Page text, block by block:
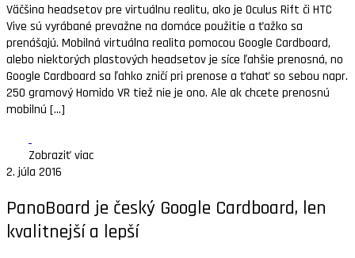
Väčšina headsetov pre virtuálnu realitu, ako je Oculus Rift či HTC
Vive sú vyrábané prevažne na domáce použitie a ťažko sa
prenášajú. Mobilná virtuálna realita pomocou Google Cardboard,
alebo niektorých plastových headsetov je síce ľahšie prenosná, no
Google Cardboard sa ľahko zničí pri prenose a ťahať so sebou napr.
250 gramový Homido VR tiež nie je ono. Ale ak chcete prenosnú
mobilnú [...]
Zobraziť viac
2. júla 2016
PanoBoard je český Google Cardboard, len
kvalitnejší a lepší